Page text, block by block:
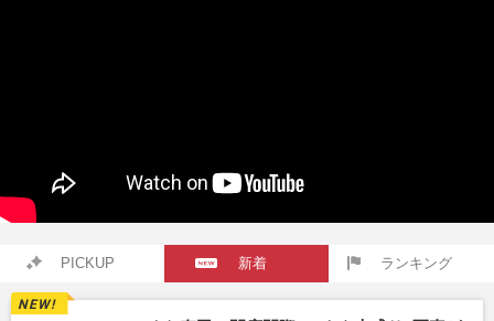
PICKUP 新着 ランキング